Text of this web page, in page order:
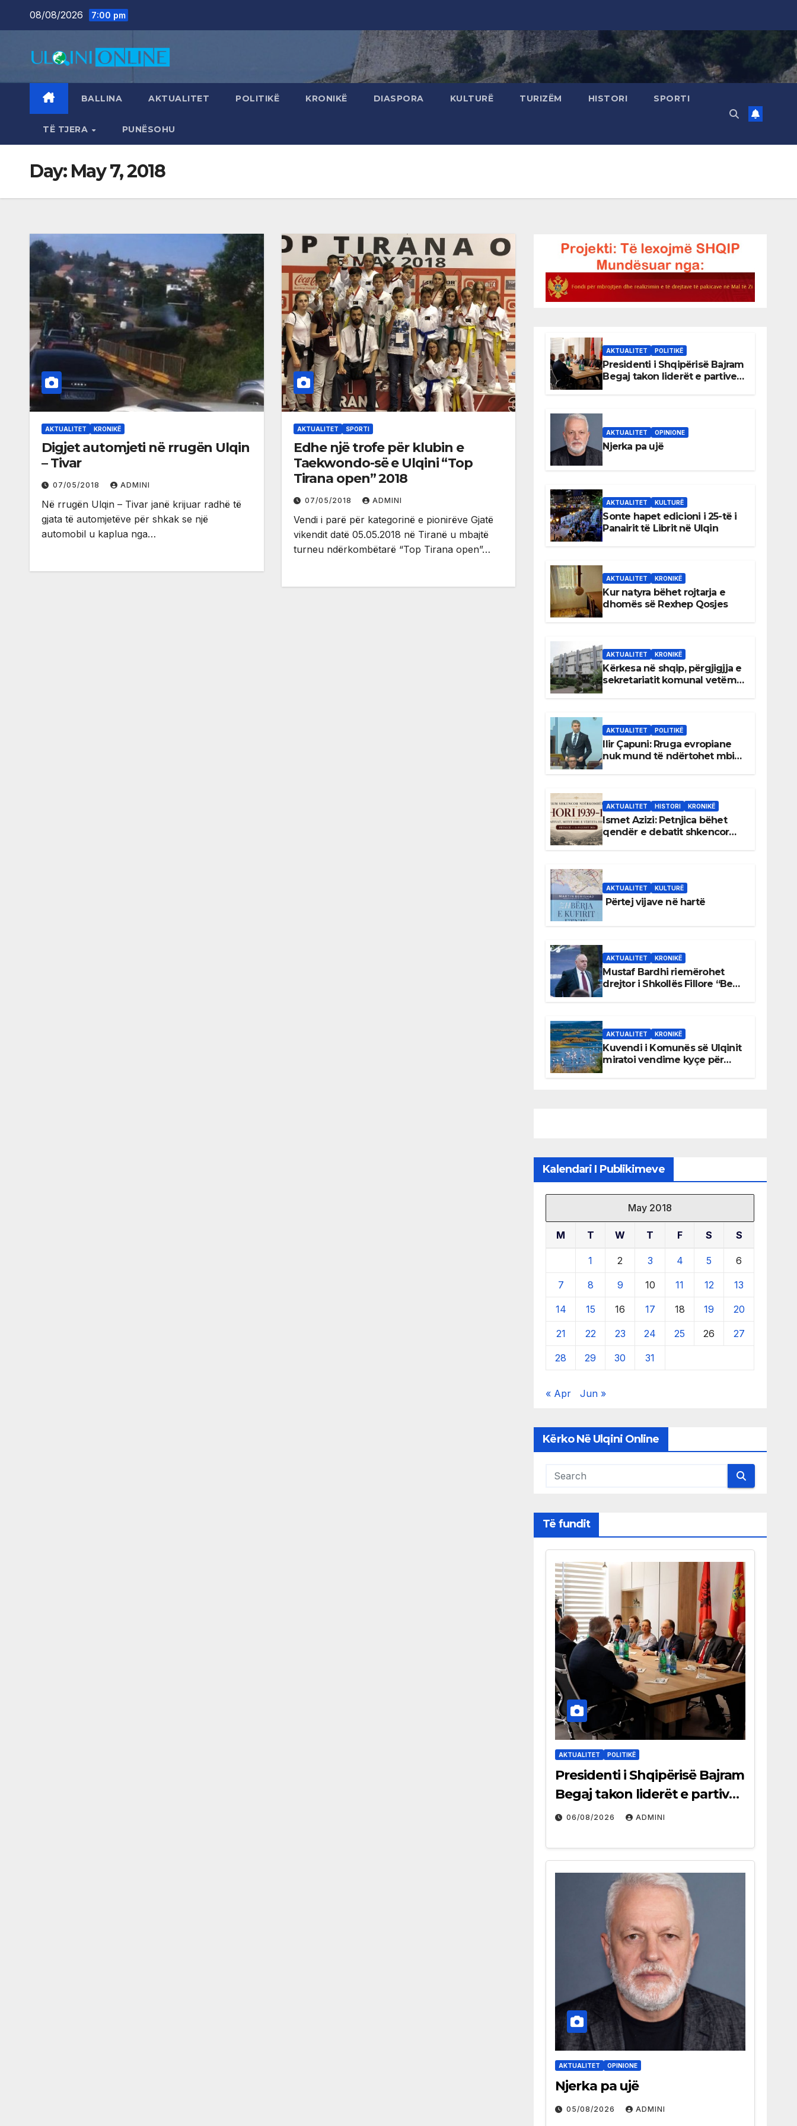
08/08/2026 7:00 pm
BALLINA AKTUALITET POLITIKË KRONIKË DIASPORA KULTURË TURIZËM HISTORI SPORTI
TË TJERA PUNËSOHU
Day: May 7, 2018
AKTUALITET KRONIKË
Digjet automjeti në rrugën Ulqin
– Tivar
07/05/2018 ADMINI
Në rrugën Ulqin – Tivar janë krijuar radhë të
gjata të automjetëve për shkak se një
automobil u kaplua nga…
AKTUALITET SPORTI
Edhe një trofe për klubin e
Taekwondo-së e Ulqini “Top
Tirana open” 2018
07/05/2018 ADMINI
Vendi i parë për kategorinë e pionirëve Gjatë
vikendit datë 05.05.2018 në Tiranë u mbajtë
turneu ndërkombëtarë “Top Tirana open”…
AKTUALITET POLITIKË
Presidenti i Shqipërisë Bajram
Begaj takon liderët e partive
AKTUALITET OPINIONE
Njerka pa ujë
AKTUALITET KULTURË
Sonte hapet edicioni i 25-të i
Panairit të Librit në Ulqin
AKTUALITET KRONIKË
Kur natyra bëhet rojtarja e
dhomës së Rexhep Qosjes
AKTUALITET KRONIKË
Kërkesa në shqip, përgjigjja e
sekretariatit komunal vetëm
AKTUALITET POLITIKË
Ilir Çapuni: Rruga evropiane
nuk mund të ndërtohet mbi
AKTUALITET HISTORI KRONIKË
Ismet Azizi: Petnjica bëhet
qendër e debatit shkencor
AKTUALITET KULTURË
Përtej vijave në hartë
AKTUALITET KRONIKË
Mustaf Bardhi riemërohet
drejtor i Shkollës Fillore “Bedri
AKTUALITET KRONIKË
Kuvendi i Komunës së Ulqinit
miratoi vendime kyçe për
Kalendari I Publikimeve
May 2018
M T W T F S S
1 2 3 4 5 6
7 8 9 10 11 12 13
14 15 16 17 18 19 20
21 22 23 24 25 26 27
28 29 30 31
« Apr Jun »
Kërko Në Ulqini Online
Të fundit
AKTUALITET POLITIKË
Presidenti i Shqipërisë Bajram
Begaj takon liderët e partive
shqiptare në Ulqin
06/08/2026 ADMINI
AKTUALITET OPINIONE
Njerka pa ujë
05/08/2026 ADMINI